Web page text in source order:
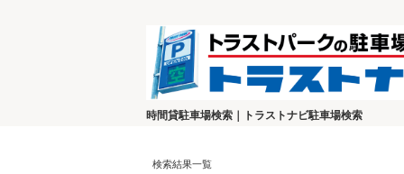
時間貸駐車場検索｜トラストナビ駐車場検索
検索結果一覧